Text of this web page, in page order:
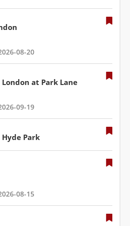
08-20
London at Park Lane
09-19
Park
08-15